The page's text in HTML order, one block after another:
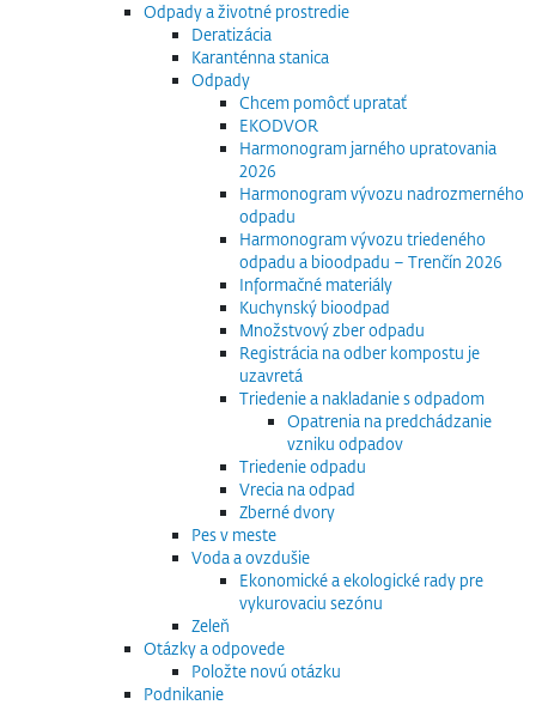
Odpady a životné prostredie
Deratizácia
Karanténna stanica
Odpady
Chcem pomôcť upratať
EKODVOR
Harmonogram jarného upratovania
2026
Harmonogram vývozu nadrozmerného
odpadu
Harmonogram vývozu triedeného
odpadu a bioodpadu – Trenčín 2026
Informačné materiály
Kuchynský bioodpad
Množstvový zber odpadu
Registrácia na odber kompostu je
uzavretá
Triedenie a nakladanie s odpadom
Opatrenia na predchádzanie
vzniku odpadov
Triedenie odpadu
Vrecia na odpad
Zberné dvory
Pes v meste
Voda a ovzdušie
Ekonomické a ekologické rady pre
vykurovaciu sezónu
Zeleň
Otázky a odpovede
Položte novú otázku
Podnikanie